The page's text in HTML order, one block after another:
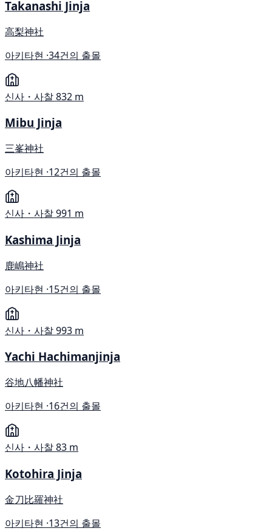
Takanashi Jinja
高梨神社
아키타현 ·34건의 출몰
신사・사찰832 m
Mibu Jinja
三峯神社
아키타현 ·12건의 출몰
신사・사찰991 m
Kashima Jinja
鹿嶋神社
아키타현 ·15건의 출몰
신사・사찰993 m
Yachi Hachimanjinja
谷地八幡神社
아키타현 ·16건의 출몰
신사・사찰83 m
Kotohira Jinja
金刀比羅神社
아키타현 ·13건의 출몰